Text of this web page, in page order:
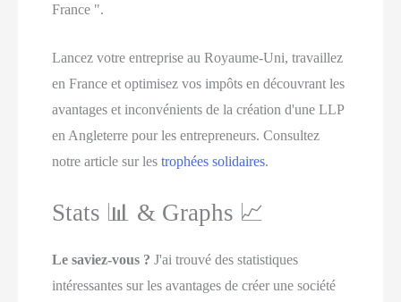
France ".
Lancez votre entreprise au Royaume-Uni, travaillez
en France et optimisez vos impôts en découvrant les
avantages et inconvénients de la création d'une LLP
en Angleterre pour les entrepreneurs. Consultez
notre article sur lestrophées solidaires.
Stats 📊 & Graphs 📈
Le saviez-vous ? J'ai trouvé des statistiques
intéressantes sur les avantages de créer une société